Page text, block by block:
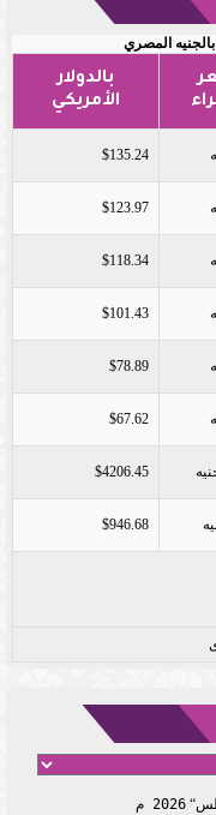
المصري
بالدولار
الأمريكي
$135.24
$123.97
$118.34
$101.43
$78.89
$67.62
$4206.45
$946.68
2026 م